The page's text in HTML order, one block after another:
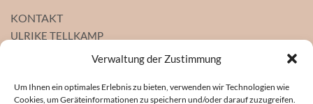
Verwaltung der Zustimmung
Um Ihnen ein optimales Erlebnis zu bieten, verwenden wir Technologien wie
Cookies, um Geräteinformationen zu speichern und/oder darauf zuzugreifen.
KONTAKT
ULRIKE TELLKAMP
Seewartenstraße 10, Haus 4, 1. OG